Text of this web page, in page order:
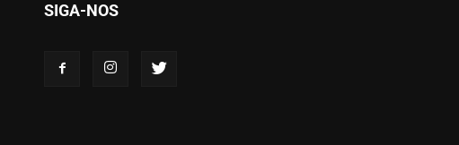
SIGA-NOS